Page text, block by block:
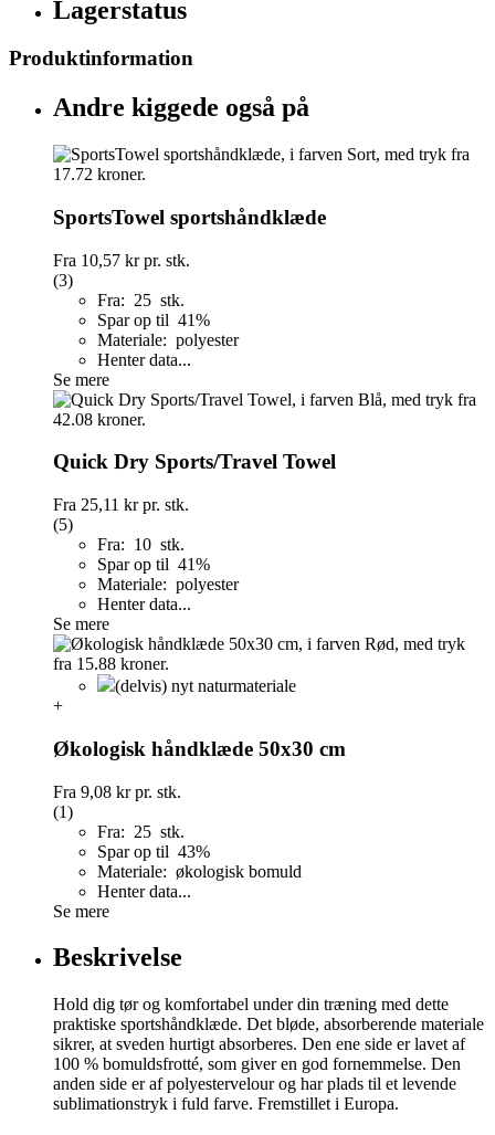
Lagerstatus
Produktinformation
Andre kiggede også på
SportsTowel sportshåndklæde
Fra 10,57 krpr. stk.
(3)
Fra: 25 stk.
Spar op til 41%
Materiale: polyester
Henter data...
Se mere
Quick Dry Sports/Travel Towel
Fra 25,11 krpr. stk.
(5)
Fra: 10 stk.
Spar op til 41%
Materiale: polyester
Henter data...
Se mere
(delvis) nyt naturmateriale
+
Økologisk håndklæde 50x30 cm
Fra 9,08 krpr. stk.
(1)
Fra: 25 stk.
Spar op til 43%
Materiale: økologisk bomuld
Henter data...
Se mere
Beskrivelse
Hold dig tør og komfortabel under din træning med dette
praktiske sportshåndklæde. Det bløde, absorberende materiale
sikrer, at sveden hurtigt absorberes. Den ene side er lavet af
100 % bomuldsfrotté, som giver en god fornemmelse. Den
anden side er af polyestervelour og har plads til et levende
sublimationstryk i fuld farve. Fremstillet i Europa.